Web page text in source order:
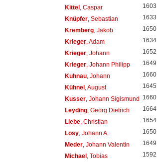
Kittel, Caspar 1603
Knüpfer, Sebastian 1633
Kremberg, Jakob 1650
Krieger, Adam 1634
Krieger, Johann 1652
Krieger, Johann Philipp 1649
Kuhnau, Johann 1660
Kühnel, August 1645
Kusser, Johann Sigismund 1660
Leyding, Georg Dietrich 1664
Liebe, Christian 1654
Losy, Johann A. 1650
Meder, Johann Valentin 1649
Michael, Tobias 1592